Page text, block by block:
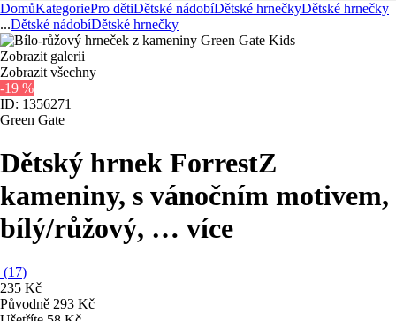
DomůKategoriePro dětiDětské nádobíDětské hrnečkyDětské hrnečky
...Dětské nádobíDětské hrnečky
Zobrazit galerii
Zobrazit všechny
-19 %
ID: 1356271
Green Gate
Dětský hrnek ForrestZ
kameniny, s vánočním motivem,
bílý/růžový, … více
(17)
235 Kč
Původně 293 Kč